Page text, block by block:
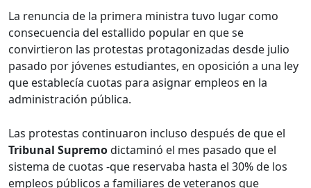
La renuncia de la primera ministra tuvo lugar como
consecuencia del estallido popular en que se
convirtieron las protestas protagonizadas desde julio
pasado por jóvenes estudiantes, en oposición a una ley
que establecía cuotas para asignar empleos en la
administración pública.
Las protestas continuaron incluso después de que el
Tribunal Supremodictaminó el mes pasado que el
sistema de cuotas -que reservaba hasta el 30% de los
empleos públicos a familiares de veteranos que